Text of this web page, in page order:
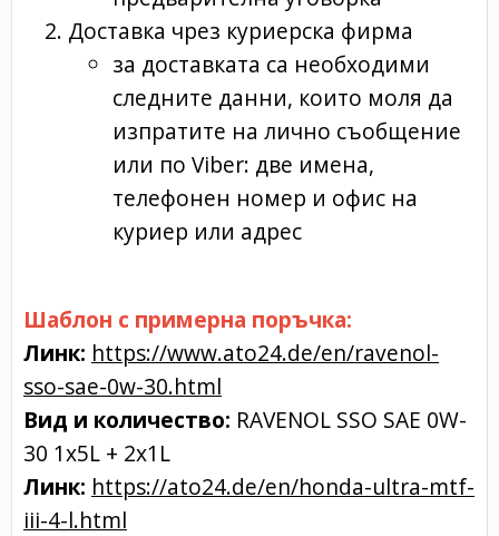
Доставка чрез куриерска фирма
за доставката са необходими
следните данни, които моля да
изпратите на лично съобщение
или по Viber: две имена,
телефонен номер и офис на
куриер или адрес
Шаблон с примерна поръчка:
Линк: https://www.ato24.de/en/ravenol-
sso-sae-0w-30.html
Вид и количество: RAVENOL SSO SAE 0W-
30 1x5L + 2х1L
Линк: https://ato24.de/en/honda-ultra-mtf-
iii-4-l.html